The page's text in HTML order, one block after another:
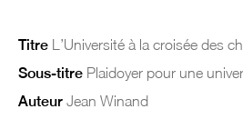
Titre L’Université à la croisée des
Sous-titre Plaidoyer pour une
Auteur Jean Winand